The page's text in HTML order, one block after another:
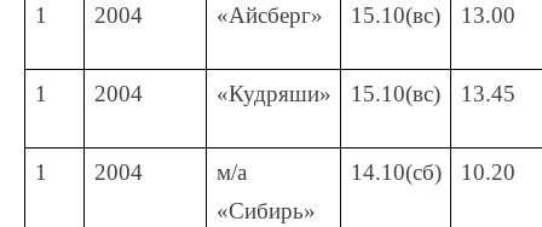
1 2004 «Айсберг» 15.10(вс) 13.00
1 2004 «Кудряши» 15.10(вс) 13.45
1 2004
м/а
«Сибирь»
14.10(сб) 10.20